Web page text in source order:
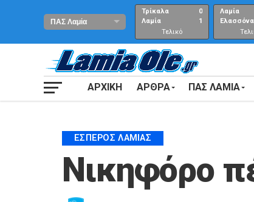
Τρίκαλα
Λαμία
0
1
Τελικό
αποτέλεσμα
Λαμία
Ελασσόνα
ΑΡΧΙΚΗ ΑΡΘΡΑ ΠΑΣ ΛΑΜΙΑ
ΈΣΠΕΡΟΣ ΛΑΜΊΑΣ
Νικηφόρο